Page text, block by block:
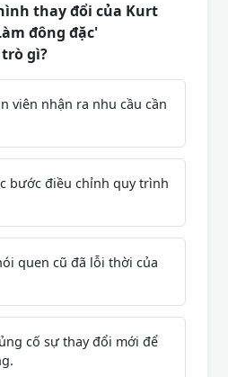
thay đổi của Kurt
đông đặc'
gì?
viên nhận ra nhu cầu cần
bước điều chỉnh quy trình
quen cũ đã lỗi thời của
cố sự thay đổi mới để